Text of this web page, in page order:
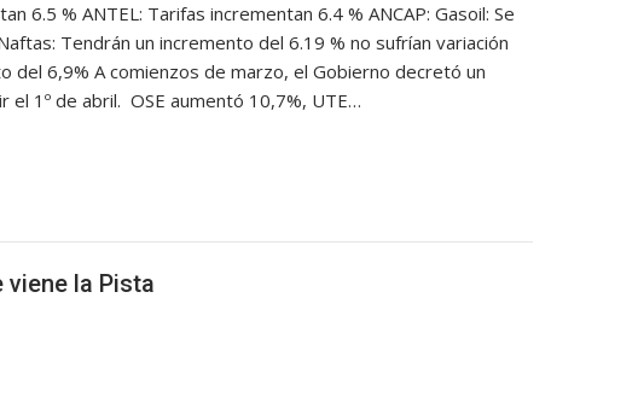
6.5 % ANTEL: Tarifas incrementan 6.4 % ANCAP: Gasoil: Se
Tendrán un incremento del 6.19 % no sufrían variación
del 6,9% A comienzos de marzo, el Gobierno decretó un
1º de abril. OSE aumentó 10,7%, UTE…
viene la Pista